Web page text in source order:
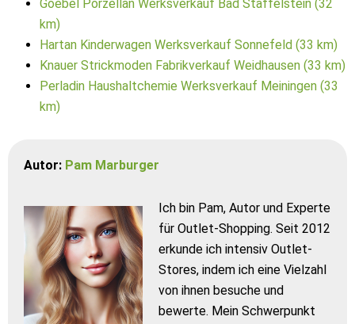
Goebel Porzellan Werksverkauf Bad Staffelstein (32
km)
Hartan Kinderwagen Werksverkauf Sonnefeld (33 km)
Knauer Strickmoden Fabrikverkauf Weidhausen (33 km)
Perladin Haushaltchemie Werksverkauf Meiningen (33
km)
Autor: Pam Marburger
Ich bin Pam, Autor und Experte
für Outlet-Shopping. Seit 2012
erkunde ich intensiv Outlet-
Stores, indem ich eine Vielzahl
von ihnen besuche und
bewerte. Mein Schwerpunkt